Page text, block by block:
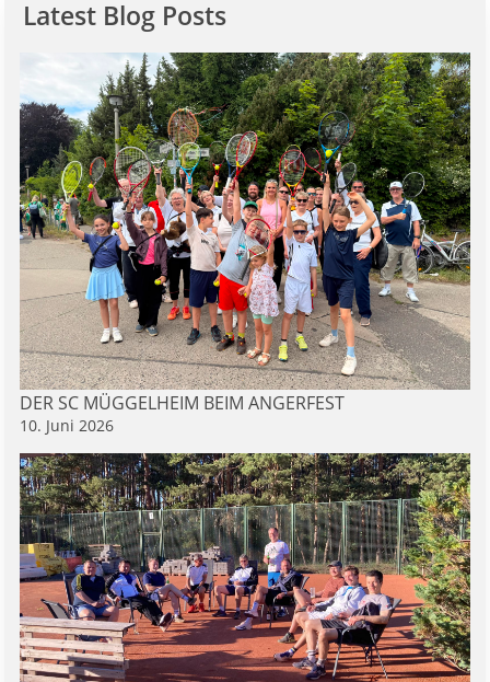
Latest Blog Posts
DER SC MÜGGELHEIM BEIM ANGERFEST
10. Juni 2026